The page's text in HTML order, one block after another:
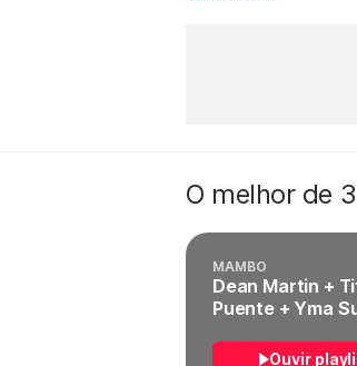
O melhor de
MAMBO
Dean Martin +
Puente + Yma
Ouvir